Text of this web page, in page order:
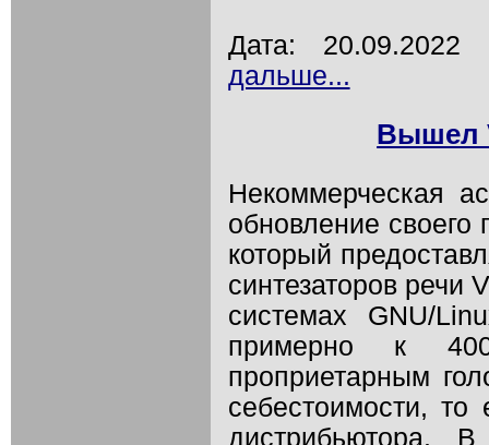
Дата:
дальше...
Вышел
Некоммерческая
обновление своего
который
синтезаторов речи
системах GNU/
примерно к
проприетарным
себестоимости, то
дистрибьютора. В